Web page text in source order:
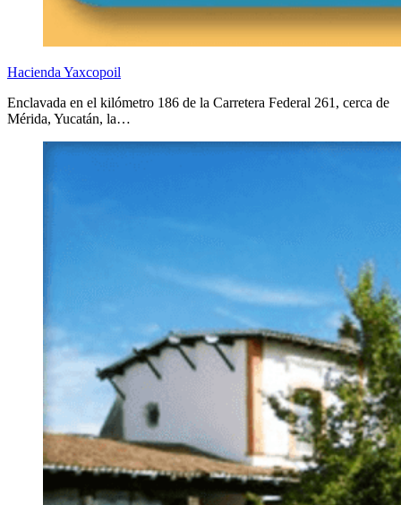
Hacienda Yaxcopoil
Enclavada en el kilómetro 186 de la Carretera Federal 261, cerca de
Mérida, Yucatán, la…